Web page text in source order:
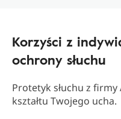
Korzyści z
ochrony słuchu
Protetyk słuchu z
kształtu Twojego ucha.